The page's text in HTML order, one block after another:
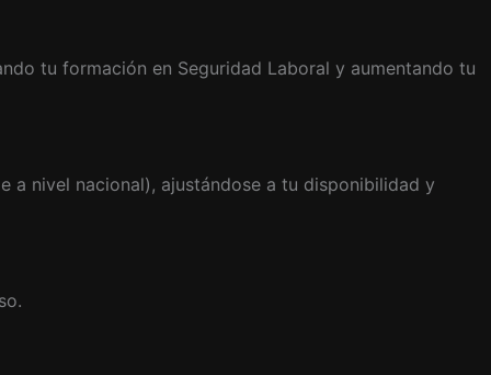
tu formación en Seguridad Laboral y aumentando tu
a nivel nacional), ajustándose a tu disponibilidad y